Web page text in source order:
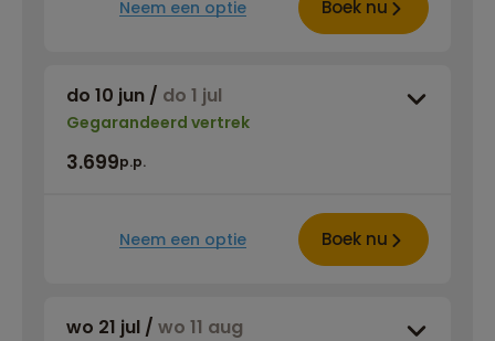
Neem een optie Boek nu
do 10 jun / do 1 jul
Gegarandeerd vertrek
3.699p.p.
Neem een optie Boek nu
wo 21 jul / wo 11 aug